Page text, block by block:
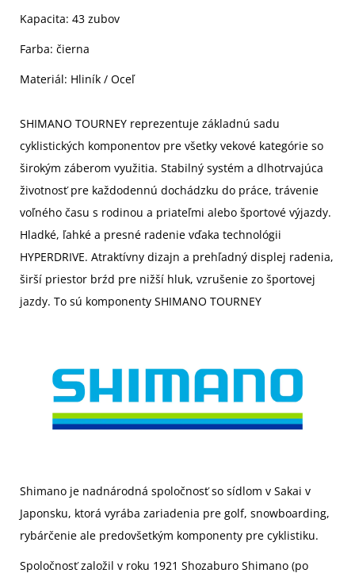
Kapacita: 43 zubov
Farba: čierna
Materiál: Hliník / Oceľ
SHIMANO TOURNEY reprezentuje základnú sadu
cyklistických komponentov pre všetky vekové kategórie so
širokým záberom využitia. Stabilný systém a dlhotrvajúca
životnosť pre každodennú dochádzku do práce, trávenie
voľného času s rodinou a priateľmi alebo športové výjazdy.
Hladké, ľahké a presné radenie vďaka technológii
HYPERDRIVE. Atraktívny dizajn a prehľadný displej radenia,
širší priestor brźd pre nižší hluk, vzrušenie zo športovej
jazdy. To sú komponenty SHIMANO TOURNEY
Shimano je nadnárodná spoločnosť so sídlom v Sakai v
Japonsku, ktorá vyrába zariadenia pre golf, snowboarding,
rybárčenie ale predovšetkým komponenty pre cyklistiku.
Spoločnosť založil v roku 1921 Shozaburo Shimano (po